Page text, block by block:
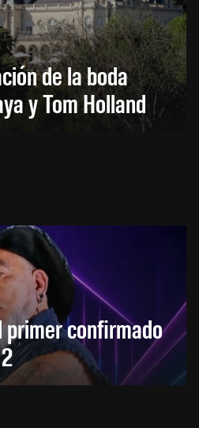
de la boda
y Tom Holland
primer confirmado